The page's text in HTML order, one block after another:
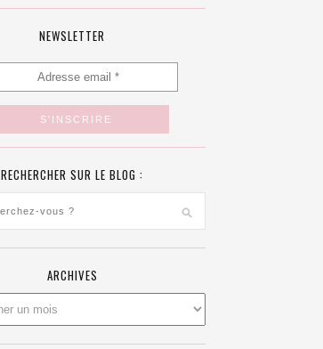
NEWSLETTER
RECHERCHER SUR LE BLOG :
ARCHIVES